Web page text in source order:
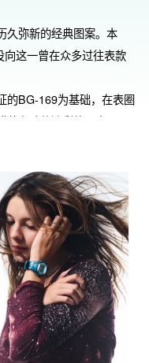
久弥新的经典图案。本
这一曾在众多过往表款
的BG-169为基础，在表圈
有致的迷彩纹理中，G
，精准捕捉街头时尚的精